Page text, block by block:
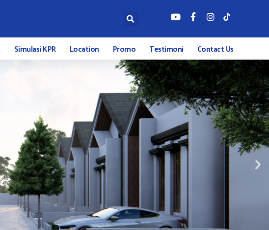
Simulasi KPR Location Promo Testimoni Contact Us